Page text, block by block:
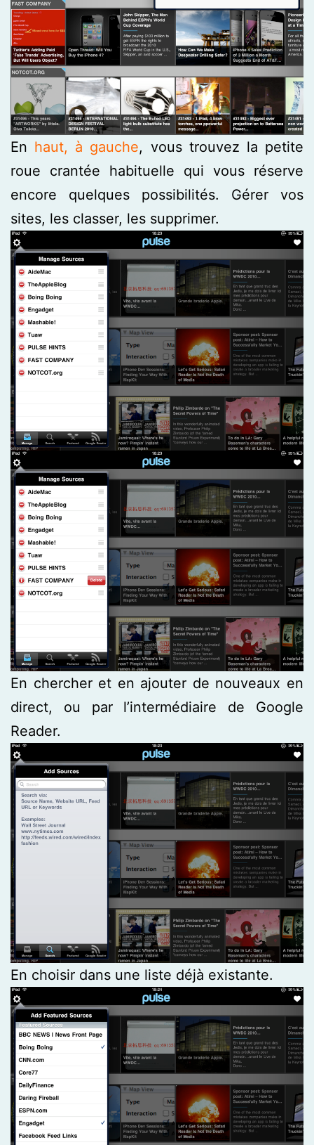
En haut, à gauche, vous trouvez la petite
roue crantée habituelle qui vous réserve
encore quelques possibilités. Gérer vos
sites, les classer, les supprimer.
En chercher et en ajouter de nouveaux en
direct, ou par l’intermédiaire de Google
Reader.
En choisir dans une liste déjà existante.